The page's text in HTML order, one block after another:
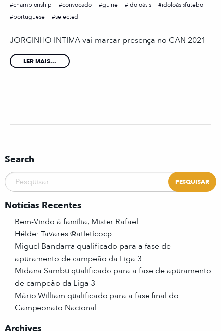
championship
convocado guine idoloásis
idoloásisfutebol
portuguese
selected
JORGINHO INTIMA vai marcar presença no CAN 2021
LER MAIS...
Search
Notícias Recentes
Bem-Vindo à família, Mister Rafael
Hélder Tavares @atleticocp
Miguel Bandarra qualificado para a fase de
apuramento de campeão da Liga 3
Midana Sambu qualificado para a fase de apuramento
de campeão da Liga 3
Mário William qualificado para a fase final do
Campeonato Nacional
Archives